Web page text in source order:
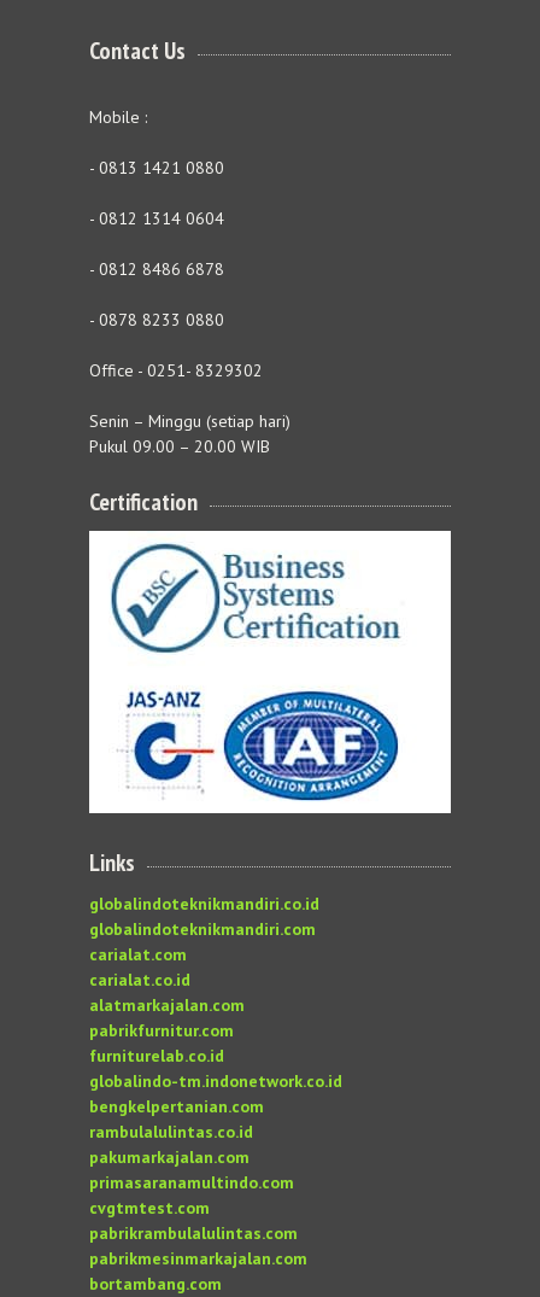
Contact Us
Mobile :
- 0813 1421 0880
- 0812 1314 0604
- 0812 8486 6878
- 0878 8233 0880
Office - 0251- 8329302
Senin – Minggu (setiap hari)
Pukul 09.00 – 20.00 WIB
Certification
Links
globalindoteknikmandiri.co.id
globalindoteknikmandiri.com
carialat.com
carialat.co.id
alatmarkajalan.com
pabrikfurnitur.com
furniturelab.co.id
globalindo-tm.indonetwork.co.id
bengkelpertanian.com
rambulalulintas.co.id
pakumarkajalan.com
primasaranamultindo.com
cvgtmtest.com
pabrikrambulalulintas.com
pabrikmesinmarkajalan.com
bortambang.com